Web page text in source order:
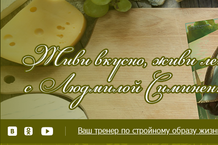
Ваш тренер по стройному образу